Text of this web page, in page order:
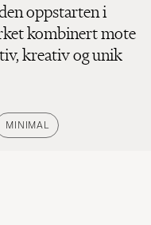
oppstarten i
kombinert mote
kreativ og unik
MINIMAL